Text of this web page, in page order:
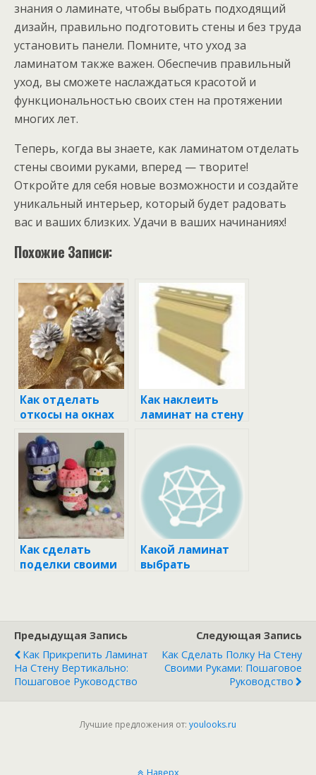
знания о ламинате, чтобы выбрать подходящий
дизайн, правильно подготовить стены и без труда
установить панели. Помните, что уход за
ламинатом также важен. Обеспечив правильный
уход, вы сможете наслаждаться красотой и
функциональностью своих стен на протяжении
многих лет.
Теперь, когда вы знаете, как ламинатом отделать
стены своими руками, вперед — творите!
Откройте для себя новые возможности и создайте
уникальный интерьер, который будет радовать
вас и ваших близких. Удачи в ваших начинаниях!
Похожие Записи:
Как отделать
откосы на окнах
внутри квартиры
своими руками
пластиком
Как наклеить
ламинат на стену
Как сделать
поделки своими
Какой ламинат
выбрать
Предыдущая Запись
Как Прикрепить Ламинат
На Стену Вертикально:
Пошаговое Руководство
Следующая Запись
Как Сделать Полку На Стену
Своими Руками: Пошаговое
Руководство
Лучшие предложения от: youlooks.ru